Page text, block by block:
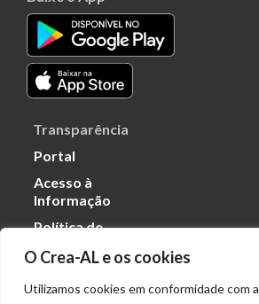
O Crea-AL e os cookies
Utilizamos cookies em conformidade com a
Transparência
Portal
Acesso à
Informação
Política de
Dados